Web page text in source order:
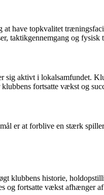
have topkvalitet
taktikgennemgang og fysisk
sig aktivt i lokalsamfundet.
fortsatte vækst og
er at forblive en stærk
klubbens historie,
og fortsatte vækst